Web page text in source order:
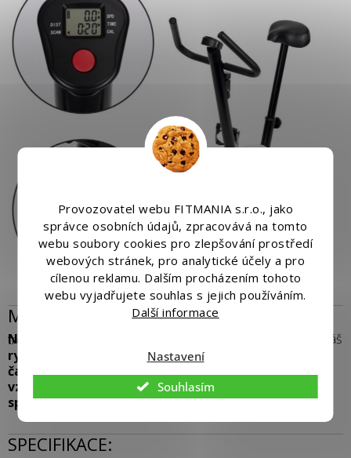
Provozovatel webu FITMANIA s.r.o., jako
správce osobních údajů, zpracovává na tomto
webu soubory cookies pro zlepšování prostředí
webových stránek, pro analytické účely a pro
cílenou reklamu. Dalším procházením tohoto
webu vyjadřujete souhlas s jejich používáním.
Další informace
Nastavení
Souhlasím
Monitorovací počítač
Na řídítkách je panel s počítadlem
, který monitoruje váš trénink. Můžete ovládat:
rychlost
čas cvičení
vzdálenost
spálené kalorie
SPECIFIKACE: